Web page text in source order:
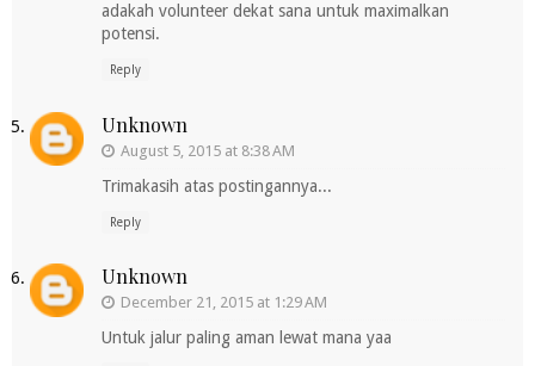
adakah volunteer dekat sana untuk maximalkan
potensi.
Reply
Unknown
August 5, 2015 at 8:38 AM
Trimakasih atas postingannya...
Reply
Unknown
December 21, 2015 at 1:29 AM
Untuk jalur paling aman lewat mana yaa